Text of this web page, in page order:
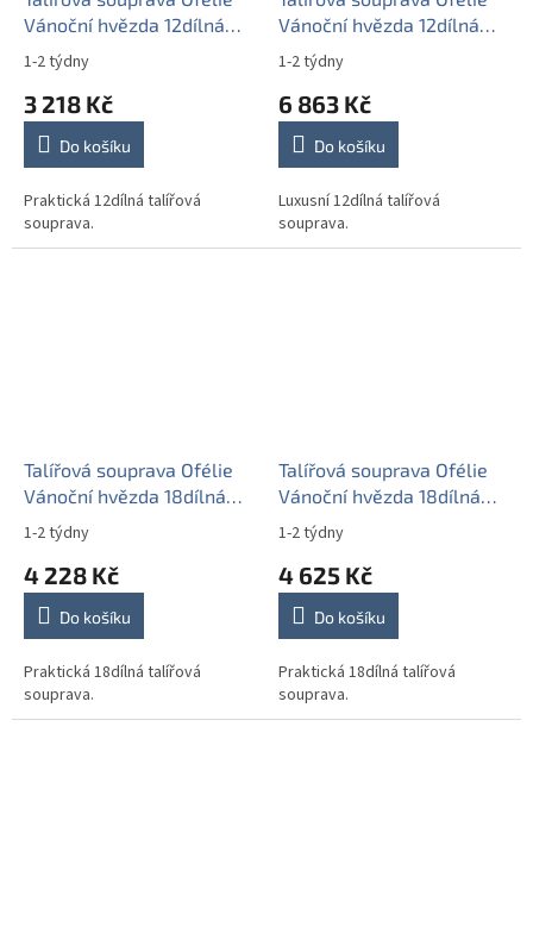
Vánoční hvězda 12dílná
FCL
1-2 týdny
3 218 Kč
Do košíku
Praktická 12dílná talířová
souprava.
Vánoční hvězda 12dílná
FGL Lux
1-2 týdny
6 863 Kč
Do košíku
Luxusní 12dílná talířová
souprava.
Talířová souprava Ofélie
Vánoční hvězda 18dílná
CCL
1-2 týdny
4 228 Kč
Do košíku
Praktická 18dílná talířová
souprava.
Talířová souprava Ofélie
Vánoční hvězda 18dílná
FBB
1-2 týdny
4 625 Kč
Do košíku
Praktická 18dílná talířová
souprava.